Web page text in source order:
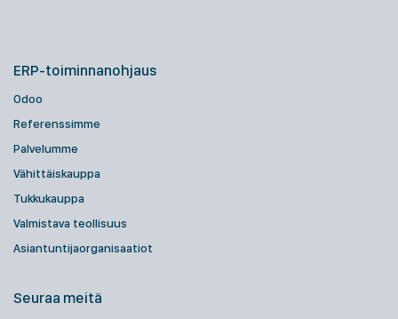
ERP-toiminnanohjaus
Odoo
Referenssimme
Palvelumme
Vähittäiskauppa
Tukkukauppa
Valmistava teollisuus
Asiantuntijaorganisaatiot
Seuraa meitä